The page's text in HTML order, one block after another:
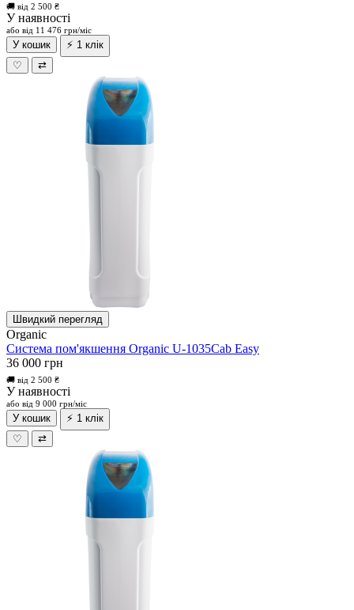
🚚 від 2 500 ₴
У наявності
або від 11 476 грн/міс
У кошик
⚡ 1 клік
♡
⇄
Швидкий перегляд
Organic
Система пом'якшення Organic U-1035Cab Easy
36 000 грн
🚚 від 2 500 ₴
У наявності
або від 9 000 грн/міс
У кошик
⚡ 1 клік
♡
⇄